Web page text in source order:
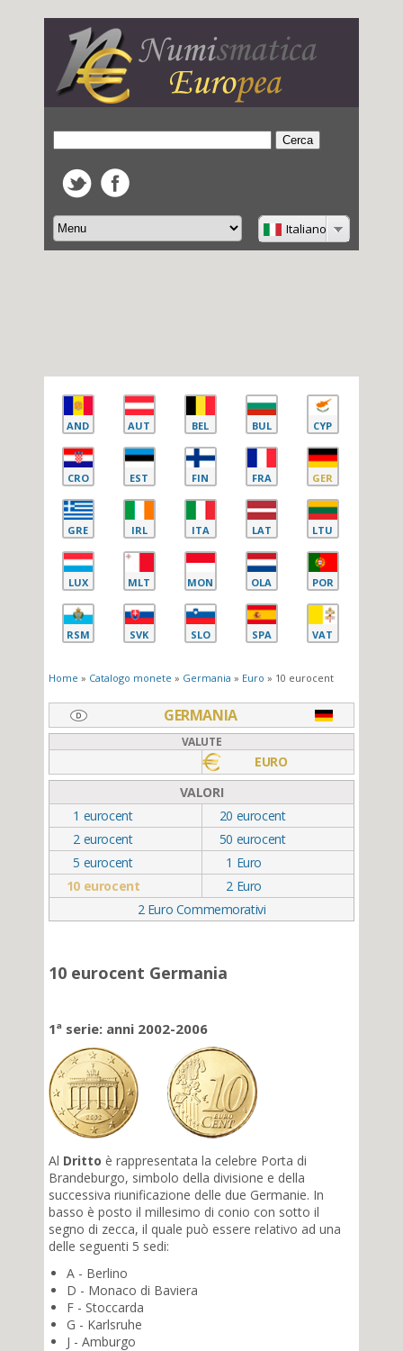
Italiano
AND AUT BEL BUL CYP
CRO EST FIN FRA GER
GRE IRL ITA LAT LTU
LUX MLT MON OLA POR
RSM SVK SLO SPA VAT
Home » Catalogo monete » Germania » Euro » 10 eurocent
GERMANIA
VALUTE
EURO
VALORI
1 eurocent 20 eurocent
2 eurocent 50 eurocent
5 eurocent 1 Euro
10 eurocent 2 Euro
2 Euro Commemorativi
10 eurocent Germania
1ª serie: anni 2002-2006
Al Dritto è rappresentata la celebre Porta di
Brandeburgo, simbolo della divisione e della
successiva riunificazione delle due Germanie. In
basso è posto il millesimo di conio con sotto il
segno di zecca, il quale può essere relativo ad una
delle seguenti 5 sedi:
A - Berlino
D - Monaco di Baviera
F - Stoccarda
G - Karlsruhe
J - Amburgo